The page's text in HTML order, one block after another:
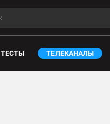
ТЕСТЫ ТЕЛЕКАНАЛЫ